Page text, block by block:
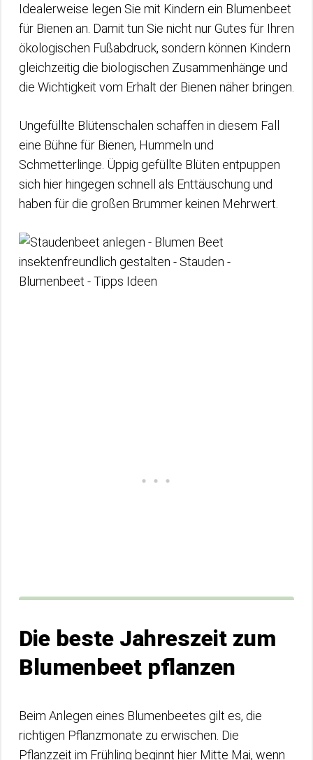
Idealerweise legen Sie mit Kindern ein Blumenbeet
für Bienen an. Damit tun Sie nicht nur Gutes für Ihren
ökologischen Fußabdruck, sondern können Kindern
gleichzeitig die biologischen Zusammenhänge und
die Wichtigkeit vom Erhalt der Bienen näher bringen.
Ungefüllte Blütenschalen schaffen in diesem Fall
eine Bühne für Bienen, Hummeln und
Schmetterlinge. Üppig gefüllte Blüten entpuppen
sich hier hingegen schnell als Enttäuschung und
haben für die großen Brummer keinen Mehrwert.
Die beste Jahreszeit zum
Blumenbeet pflanzen
Beim Anlegen eines Blumenbeetes gilt es, die
richtigen Pflanzmonate zu erwischen. Die
Pflanzzeit im Frühling beginnt hier Mitte Mai, wenn